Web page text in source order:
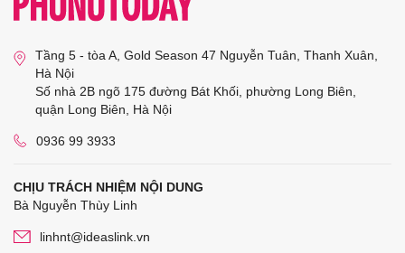
Tầng 5 - tòa A, Gold Season 47 Nguyễn Tuân, Thanh Xuân,
Hà Nội
Số nhà 2B ngõ 175 đường Bát Khối, phường Long Biên,
quận Long Biên, Hà Nội
0936 99 3933
CHỊU TRÁCH NHIỆM NỘI DUNG
Bà Nguyễn Thùy Linh
linhnt@ideaslink.vn